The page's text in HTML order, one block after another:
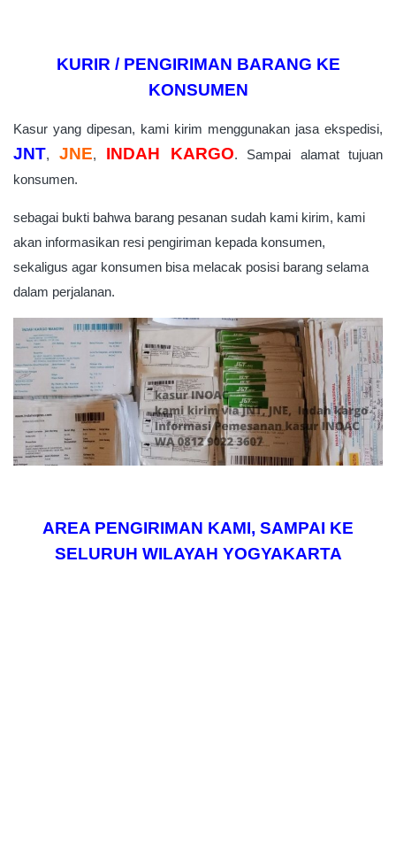
KURIR / PENGIRIMAN BARANG KE
KONSUMEN
Kasur yang dipesan, kami kirim menggunakan jasa ekspedisi,
JNT, JNE, INDAH KARGO. Sampai alamat tujuan
konsumen.
sebagai bukti bahwa barang pesanan sudah kami kirim, kami
akan informasikan resi pengiriman kepada konsumen,
sekaligus agar konsumen bisa melacak posisi barang selama
dalam perjalanan.
AREA PENGIRIMAN KAMI, SAMPAI KE
SELURUH WILAYAH YOGYAKARTA